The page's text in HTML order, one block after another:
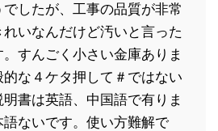
でしたが、工事の品質が非常
れいなんだけど汚いと言った
すんごく小さい金庫ありま
的な４ケタ押して＃ではない
明書は英語、中国語で有りま
語ないです。使い方難解で